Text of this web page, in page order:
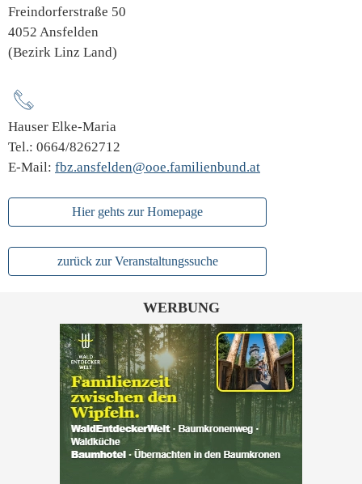
Freindorferstraße 50
4052 Ansfelden
(Bezirk Linz Land)
Hauser Elke-Maria
Tel.: 0664/8262712
E-Mail: fbz.ansfelden@ooe.familienbund.at
Hier gehts zur Homepage
zurück zur Veranstaltungssuche
WERBUNG